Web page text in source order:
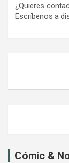
¿Quieres
Escríbenos a
Cómic &